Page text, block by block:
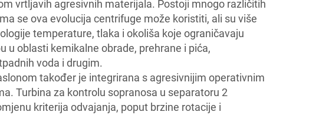
vrtljavih agresivnih materijala. Postoji mnogo različitih
se ova evolucija centrifuge može koristiti, ali su više
temperature, tlaka i okoliša koje ograničavaju
u oblasti kemikalne obrade, prehrane i pića,
voda i drugim.
također je integrirana s agresivnijim operativnim
Turbina za kontrolu sopranosa u separatoru 2
kriterija odvajanja, poput brzine rotacije i